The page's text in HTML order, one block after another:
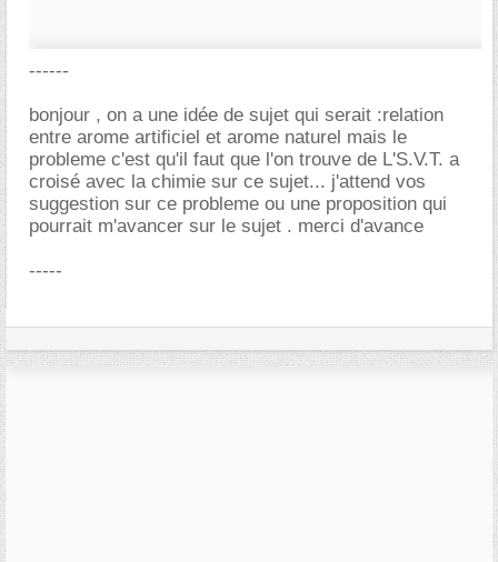
------
bonjour , on a une idée de sujet qui serait :relation
entre arome artificiel et arome naturel mais le
probleme c'est qu'il faut que l'on trouve de L'S.V.T. a
croisé avec la chimie sur ce sujet... j'attend vos
suggestion sur ce probleme ou une proposition qui
pourrait m'avancer sur le sujet . merci d'avance
-----